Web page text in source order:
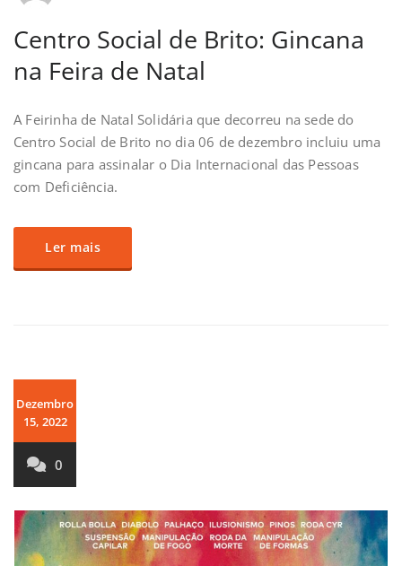
Centro Social de Brito: Gincana
na Feira de Natal
A Feirinha de Natal Solidária que decorreu na sede do
Centro Social de Brito no dia 06 de dezembro incluiu uma
gincana para assinalar o Dia Internacional das Pessoas
com Deficiência.
Ler mais
Dezembro
15, 2022
0